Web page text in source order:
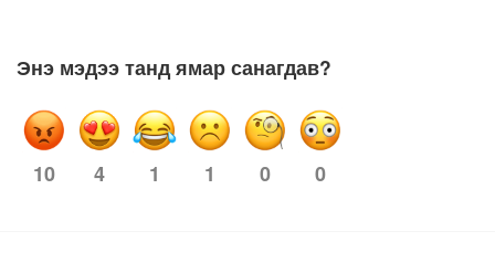
Энэ мэдээ танд ямар санагдав?
10 4 1 1 0 0